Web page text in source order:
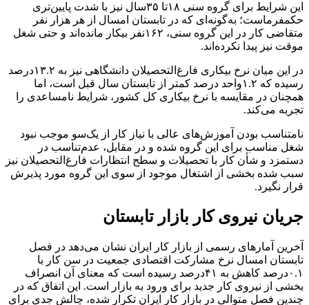
این شرایط برای گروه سنی ۱۸تا ۳۵سال نیز با شدت پایین‌تری
حکمفرماست؛ به‌گونه‌ای که در تابستان امسال از هر هزار نفر
متقاضی کار در این گروه سنی، ۱۶۲نفر بیکار مانده‌اند و حتی شغل
موقت نیز پیدا نکرده‌اند.
در این میان نرخ بیکاری فارغ‌التحصیلان دانشگاهی نیز به ۱۳.۲درصد
رسیده که ۱.۲واحد درصد کمتر از تابستان سال قبل است، اما
همچنان در مقایسه با نرخ بیکاری کل کشور، شرایط نامساعدی را
تجربه می‌کند.
نامتناسب بودن آموزش‌های عالی با نیاز کار از یک‌سو موجب نبود
شغل مناسب برای این گروه شده و در مقابل، عدم‌تناسب در
دستمزد و ‌شأن کار با تحصیلات و سطح انتظارات فارغ‌التحصیلان نیز
سبب شده بخشی از اشتغال موجود از سوی این گروه مورد پذیرش
قرار نگیرد.
جریان نیروی کار بازار تابستان
آخرین آمارهای رسمی از بازار کار ایران نشان می‌دهد در فصل
تابستان امسال نرخ مشارکت اقتصادی جمعیت در سن کار با
۰.۱درصد کاهش به ۴۱درصد رسیده است که معنای آن انصراف
بخشی از نیروی کار جدید برای ورود به بازار است. این اتفاق که در
چندین فصل متوالی در بازار کار ایران تکرار شده، چالش جدی برای